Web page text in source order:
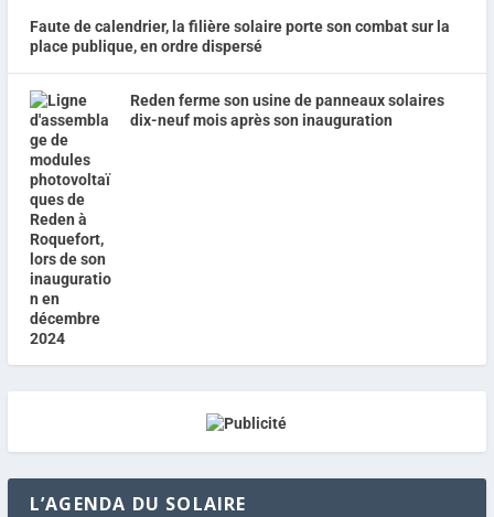
Faute de calendrier, la filière solaire porte son combat sur la
place publique, en ordre dispersé
Reden ferme son usine de panneaux solaires
dix-neuf mois après son inauguration
L’AGENDA DU SOLAIRE